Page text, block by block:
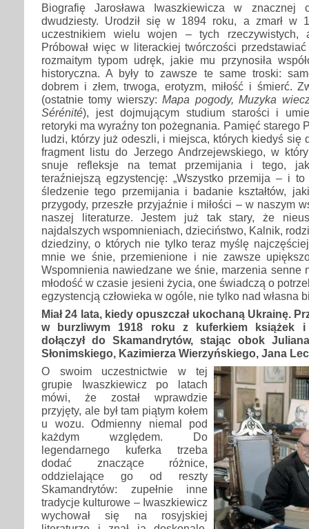
Biografię Jarosława Iwaszkiewicza w znacznej
dwudziesty. Urodził się w 1894 roku, a zmarł w
uczestnikiem wielu wojen – tych rzeczywistych,
Próbował więc w literackiej twórczości
rozmaitym typom udręk, jakie mu przynosiła
historyczna. A były to zawsze te same troski:
dobrem i złem, trwoga, erotyzm, miłość i śmierć.
(ostatnie tomy wierszy:Mapa pogody, Muzyka
Sérénité), jest dojmującym studium starości i
retoryki ma wyraźny ton pożegnania. Pamięć starego
ludzi, którzy już odeszli, i miejsca, których kiedyś się
fragment listu do Jerzego Andrzejewskiego, w
snuje refleksje na temat przemijania i tego,
teraźniejszą egzystencję: „Wszystko przemija – i
śledzenie tego przemijania i badanie kształtów,
przygody, przeszłe przyjaźnie i miłości – w naszym
naszej literaturze. Jestem już tak stary, że
najdalszych wspomnieniach, dzieciństwo, Kalnik,
dziedziny, o których nie tylko teraz myślę
mnie we śnie, przemienione i nie zawsze
Wspomnienia nawiedzane we śnie, marzenia senne
młodość w czasie jesieni życia, one świadczą o
egzystencją człowieka w ogóle, nie tylko nad własna
Miał 24 lata, kiedy opuszczał ukochaną Ukrainę.
w burzliwym 1918 roku z kuferkiem książek i
dołączył do Skamandrytów, stając obok
Słonimskiego, Kazimierza Wierzyńskiego, Jana
O swoim uczestnictwie w tej
grupie Iwaszkiewicz po latach
mówi, że został wprawdzie
przyjęty, ale był tam piątym kołem
u wozu. Odmienny niemal pod
każdym względem. Do
legendarnego kuferka trzeba
dodać znaczące różnice,
oddzielające go od reszty
Skamandrytów: zupełnie inne
tradycje kulturowe – Iwaszkiewicz
wychował się na rosyjskiej